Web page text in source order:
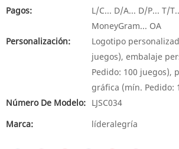
Pagos:
L/C... D/A... D/P... T/
MoneyGram... OA
Personalización:
Logotipo
juegos), embalaje
Pedido: 100 juegos),
gráfica (mín. Pedido:
Número De Modelo: LJSC034
Marca:
líderalegría